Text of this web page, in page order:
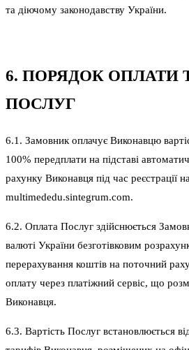
та діючому законодавству України.
6. ПОРЯДОК ОПЛАТИ
ПОСЛУГ
6.1. Замовник оплачує Виконавцю
100% передплати на підставі
рахунку Виконавця під час реєстрації
multimededu.sintegrum.com.
6.2. Оплата Послуг здійснюється
валюті України безготівковим
перерахування коштів на поточний
оплату через платіжний сервіс, що
Виконавця.
6.3. Вартість Послуг встановлюється